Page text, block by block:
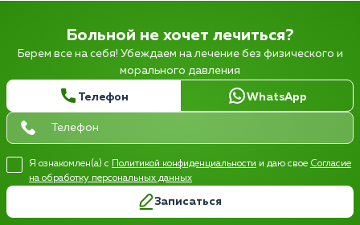
Больной не хочет лечиться?
Берем все на себя! Убеждаем на лечение без физического и
морального давления
Телефон WhatsApp
Я ознакомлен(а) с Политикой конфиденциальности и даю свое Согласие
на обработку персональных данных
Записаться